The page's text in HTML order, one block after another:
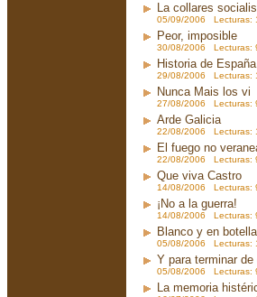
La collares
05/09/2006 Lecturas:
Peor, imposible
30/08/2006 Lecturas:
Historia de
29/08/2006 Lecturas:
Nunca Mais los vi
27/08/2006 Lecturas:
Arde Galicia
22/08/2006 Lecturas:
El fuego no
22/08/2006 Lecturas:
Que viva Castro
14/08/2006 Lecturas:
¡No a la guerra!
14/08/2006 Lecturas:
Blanco y en botella
05/08/2006 Lecturas:
Y para terminar de
05/08/2006 Lecturas:
La memoria